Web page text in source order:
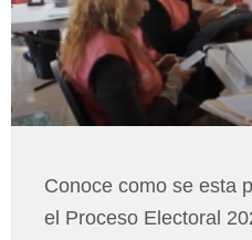
Conoce como se esta
el Proceso Electoral